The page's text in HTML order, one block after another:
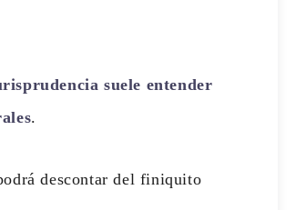
suele entender
.
descontar del finiquito